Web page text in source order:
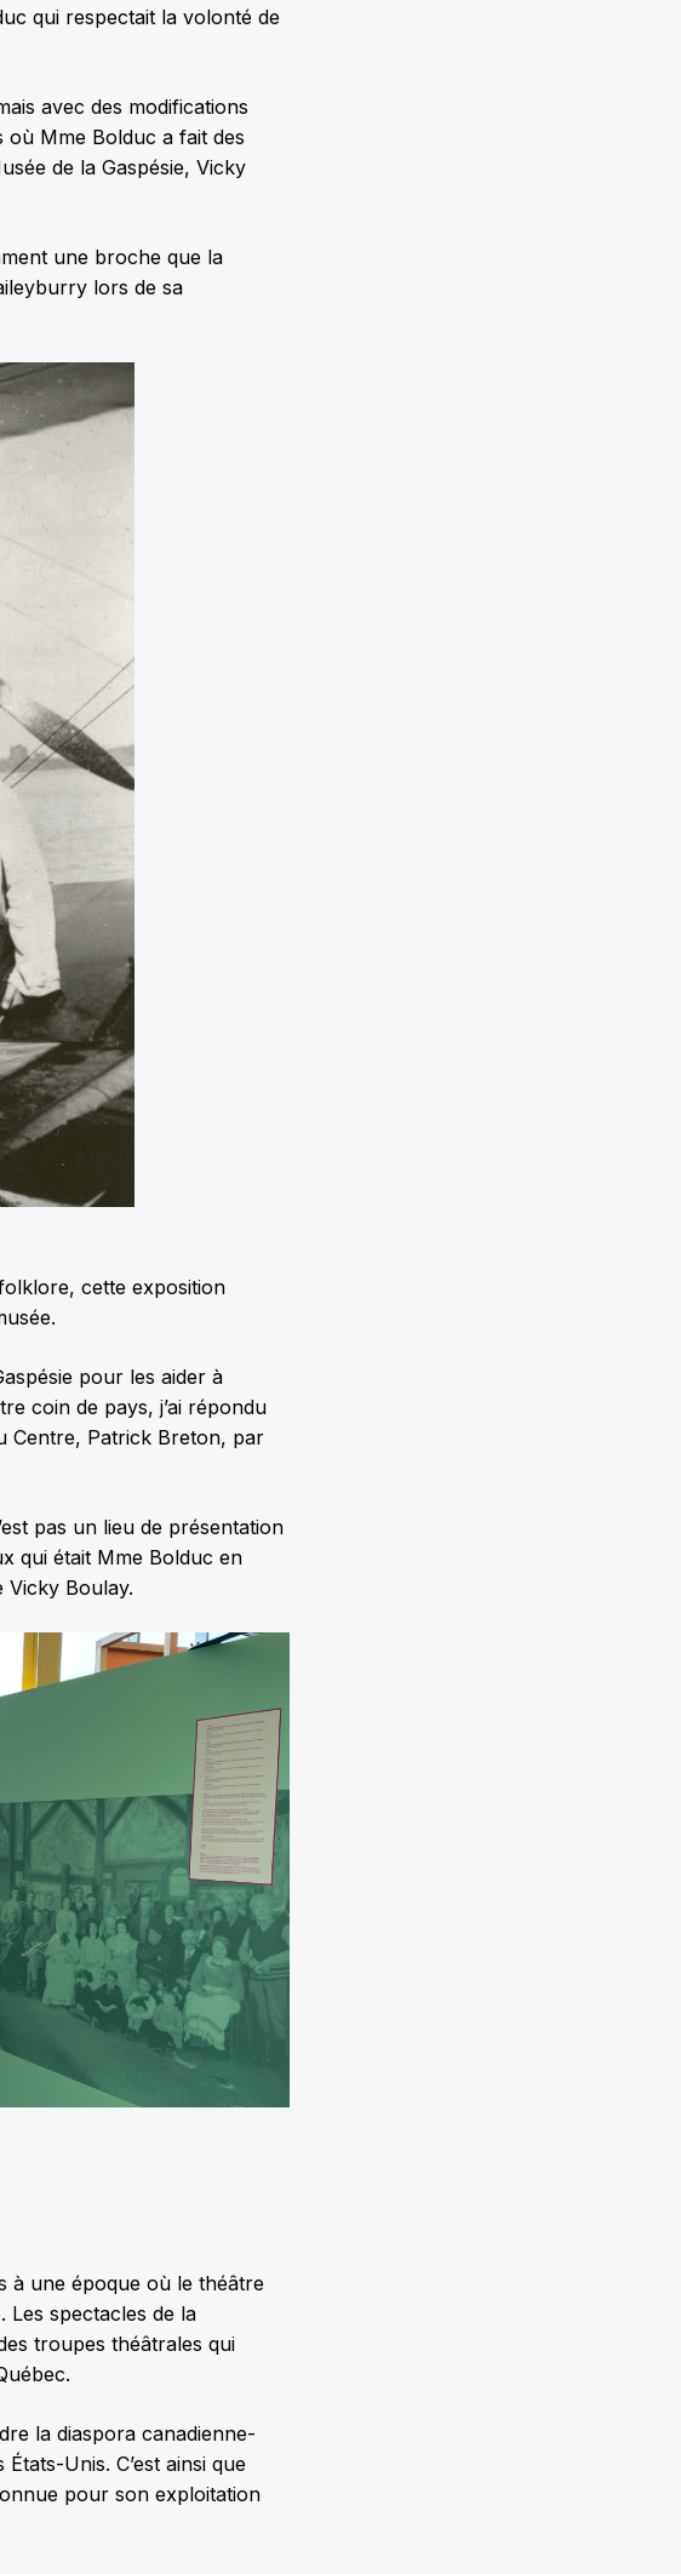
qui respectait la volonté de
avec des modifications
où Mme Bolduc a fait des
de la Gaspésie, Vicky
une broche que la
lors de sa
cette exposition
pour les aider à
coin de pays, j’ai répondu
Centre, Patrick Breton, par
pas un lieu de présentation
qui était Mme Bolduc en
Vicky Boulay.
à une époque où le théâtre
Les spectacles de la
troupes théâtrales qui
la diaspora canadienne-
Unis. C’est ainsi que
pour son exploitation